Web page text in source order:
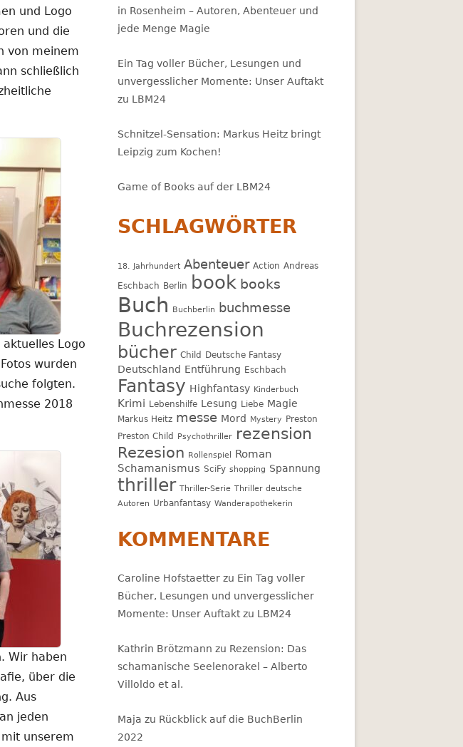
und Logo
und die
von meinem
schließlich
Logo
wurden
folgten.
2018
Wir haben
über die
Aus
jeden
unserem
in Rosenheim – Autoren, Abenteuer und
jede Menge Magie
Ein Tag voller Bücher, Lesungen und
unvergesslicher Momente: Unser Auftakt
zu LBM24
Schnitzel-Sensation: Markus Heitz bringt
Leipzig zum Kochen!
Game of Books auf der LBM24
SCHLAGWÖRTER
18. Jahrhundert Abenteuer Action Andreas
Eschbach Berlin book books
Buch Buchberlin buchmesse
Buchrezension
bücher Child Deutsche Fantasy
Deutschland Entführung Eschbach
Fantasy Highfantasy Kinderbuch
Krimi Lebenshilfe Lesung Liebe Magie
Markus Heitz messe Mord Mystery Preston
Preston Child
Psychothriller rezension
Rezesion
Rollenspiel
Roman
Schamanismus SciFy shopping Spannung
thriller Thriller-Serie Thriller deutsche
Autoren Urbanfantasy Wanderapothekerin
KOMMENTARE
Caroline Hofstaetter zu Ein Tag voller
Bücher, Lesungen und unvergesslicher
Momente: Unser Auftakt zu LBM24
Kathrin Brötzmann zu Rezension: Das
schamanische Seelenorakel – Alberto
Villoldo et al.
Maja zu Rückblick auf die BuchBerlin
2022